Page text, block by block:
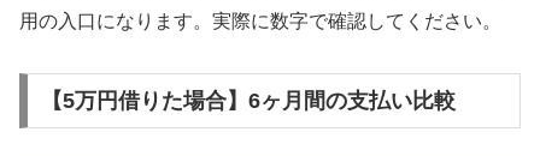
用の入口になります。実際に数字で確認してください。
【5万円借りた場合】6ヶ月間の支払い比較